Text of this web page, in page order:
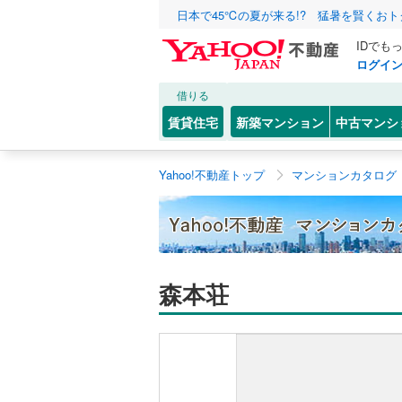
日本で45℃の夏が来る!? 猛暑を賢くおト
IDでも
ログイン
借りる
賃貸住宅 新築マンション 中古マンシ
Yahoo!不動産トップ マンションカタログ
森本荘